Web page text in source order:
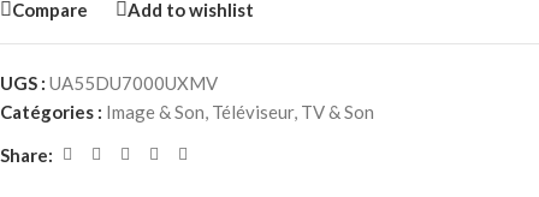
Compare Add to wishlist
UGS : UA55DU7000UXMV
Catégories : Image & Son, Téléviseur, TV & Son
Share: